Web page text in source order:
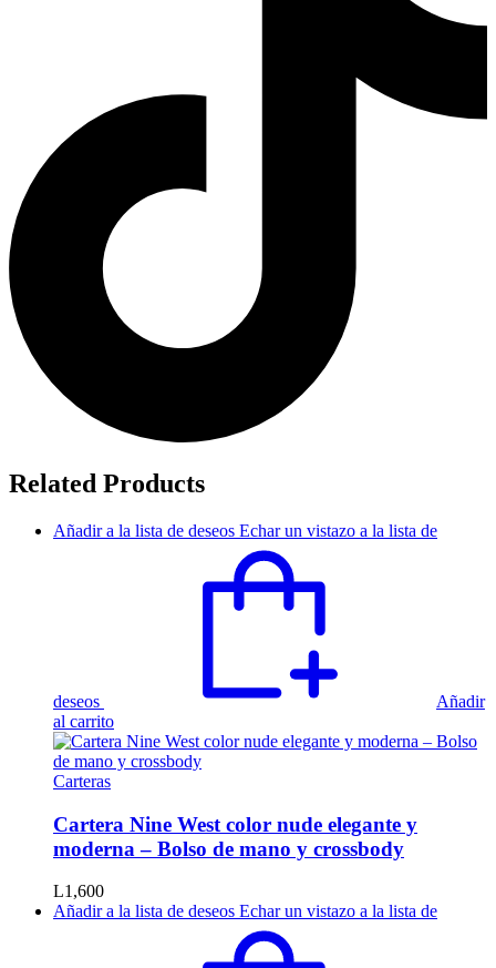
Related Products
Añadir a la lista de deseos Echar un vistazo a la lista de
deseos
Añadir
al carrito
Carteras
Cartera Nine West color nude elegante y
moderna – Bolso de mano y crossbody
L1,600
Añadir a la lista de deseos Echar un vistazo a la lista de